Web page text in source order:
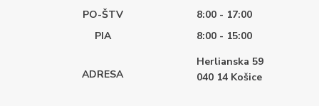
PO-ŠTV
8:00 - 17:00
PIA
8:00 - 15:00
ADRESA
Herlianska 59
040 14 Košice